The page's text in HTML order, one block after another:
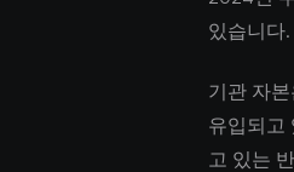
있습니다
기관 자
유입되고
고 있는